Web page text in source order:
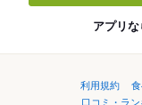
アプリな
利用規約
口コミ・ラ